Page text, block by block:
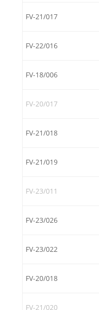
FV-21/017
FV-22/016
FV-18/006
FV-20/017
FV-21/018
FV-21/019
FV-23/011
FV-23/026
FV-23/022
FV-20/018
FV-21/020